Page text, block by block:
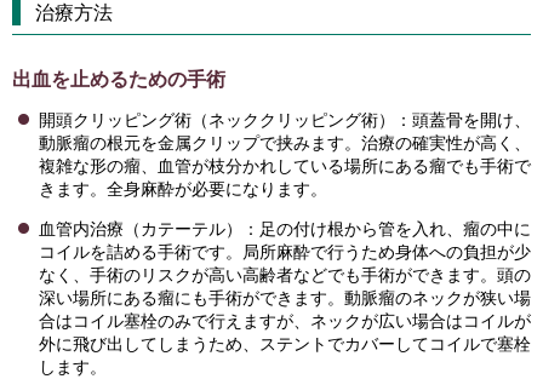
治療方法
出血を止めるための手術
開頭クリッピング術（ネッククリッピング術）：頭蓋骨を開け、
動脈瘤の根元を金属クリップで挟みます。治療の確実性が高く、
複雑な形の瘤、血管が枝分かれしている場所にある瘤でも手術で
きます。全身麻酔が必要になります。
血管内治療（カテーテル）：足の付け根から管を入れ、瘤の中に
コイルを詰める手術です。局所麻酔で行うため身体への負担が少
なく、手術のリスクが高い高齢者などでも手術ができます。頭の
深い場所にある瘤にも手術ができます。動脈瘤のネックが狭い場
合はコイル塞栓のみで行えますが、ネックが広い場合はコイルが
外に飛び出してしまうため、ステントでカバーしてコイルで塞栓
します。